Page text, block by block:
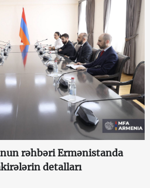
rəhbəri Ermənistanda
detalları